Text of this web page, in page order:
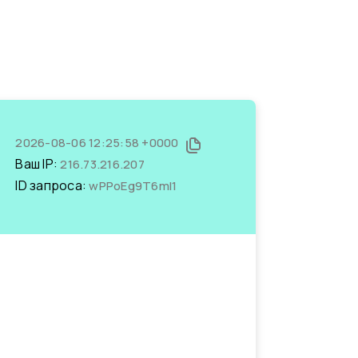
2026-08-06 12:25:58 +0000
Ваш IP:216.73.216.207
ID запроса:wPPoEg9T6mI1